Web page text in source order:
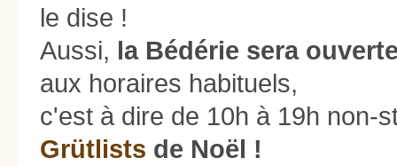
le dise !
Aussi, la Bédérie sera
aux horaires habituels,
c'est à dire de 10h à 19h non-
Grütlists de Noël !